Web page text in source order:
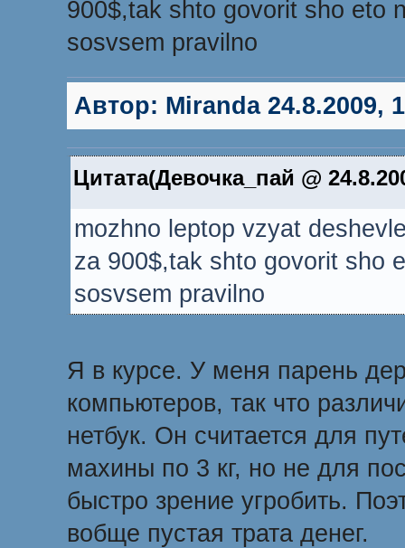
900$,tak shto govorit sho eto
sosvsem pravilno
Автор: Miranda24.8.2009,
Цитата(Девочка_пай @
mozhno leptop vzyat
za 900$,tak shto govorit sho
sosvsem pravilno
Я в курсе. У меня парень
компьютеров, так что
нетбук. Он считается для
махины по 3 кг, но не для
быстро зрение угробить.
вобще пустая трата денег.